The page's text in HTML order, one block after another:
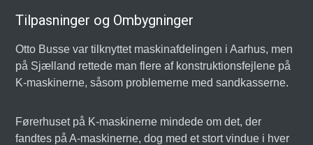
Tilpasninger og Ombygninger
Otto Busse var tilknyttet maskinafdelingen i Aarhus, men
på Sjælland rettede man flere af konstruktionsfejlene på
K-maskinerne, såsom problemerne med sandkasserne.
Førerhuset på K-maskinerne mindede om det, der
fandtes på A-maskinerne, dog med et stort vindue i hver